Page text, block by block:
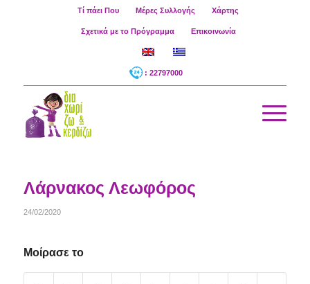
Τί πάει Που Μέρες Συλλογής Χάρτης
Σχετικά με το Πρόγραμμα Επικοινωνία
: 22797000
Λάρνακος Λεωφόρος
24/02/2020
Μοίρασε το